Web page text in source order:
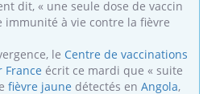
dit, « une seule dose de vaccin
immunité à vie contre la fièvre
le Centre de vaccinations
écrit ce mardi que « suite
fièvre jaune détectés en Angola,